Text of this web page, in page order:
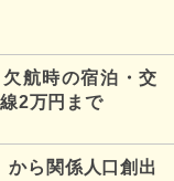
航時の宿泊・交
2万円まで
から関係人口創出